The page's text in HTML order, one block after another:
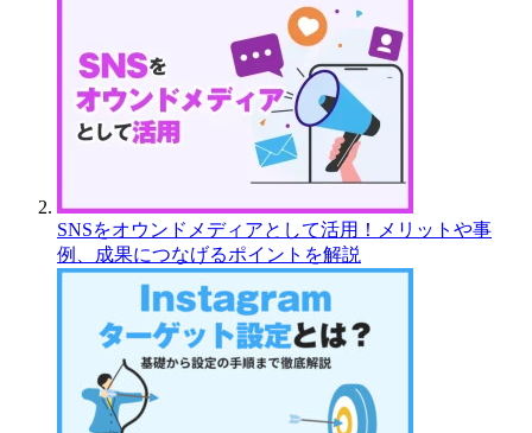
SNSをオウンドメディアとして活用！メリットや事
例、成果につなげるポイントを解説